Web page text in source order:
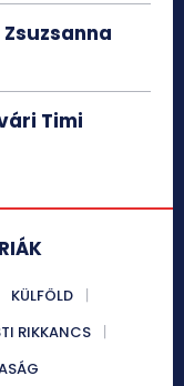
Timi
KÜLFÖLD
RIKKANCS